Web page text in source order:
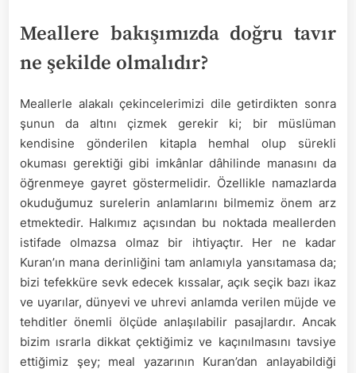
Meallere bakışımızda doğru tavır
ne şekilde olmalıdır?
Meallerle alakalı çekincelerimizi dile getirdikten sonra
şunun da altını çizmek gerekir ki; bir müslüman
kendisine gönderilen kitapla hemhal olup sürekli
okuması gerektiği gibi imkânlar dâhilinde manasını da
öğrenmeye gayret göstermelidir. Özellikle namazlarda
okuduğumuz surelerin anlamlarını bilmemiz önem arz
etmektedir. Halkımız açısından bu noktada meallerden
istifade olmazsa olmaz bir ihtiyaçtır. Her ne kadar
Kuran’ın mana derinliğini tam anlamıyla yansıtamasa da;
bizi tefekküre sevk edecek kıssalar, açık seçik bazı ikaz
ve uyarılar, dünyevi ve uhrevi anlamda verilen müjde ve
tehditler önemli ölçüde anlaşılabilir pasajlardır. Ancak
bizim ısrarla dikkat çektiğimiz ve kaçınılmasını tavsiye
ettiğimiz şey; meal yazarının Kuran’dan anlayabildiği